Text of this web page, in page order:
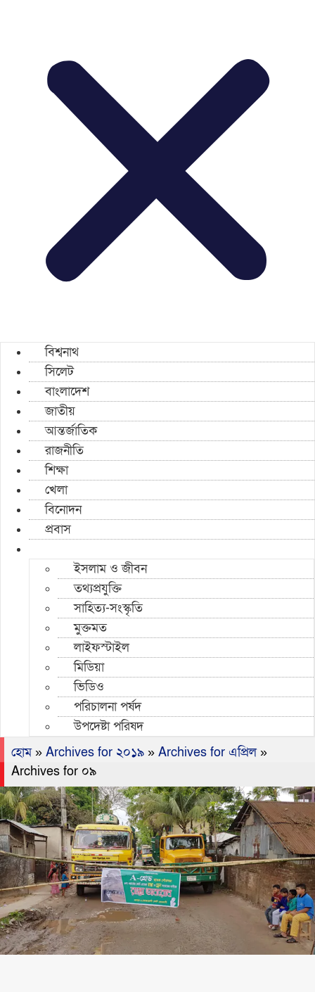
বিশ্বনাথ
সিলেট
বাংলাদেশ
জাতীয়
আন্তর্জাতিক
রাজনীতি
শিক্ষা
খেলা
বিনোদন
প্রবাস
ইসলাম ও জীবন
তথ্যপ্রযুক্তি
সাহিত্য-সংস্কৃতি
মুক্তমত
লাইফস্টাইল
মিডিয়া
ভিডিও
পরিচালনা পর্ষদ
উপদেষ্টা পরিষদ
হোম» Archives for ২০১৯ » Archives for এপ্রিল»
Archives for ০৯